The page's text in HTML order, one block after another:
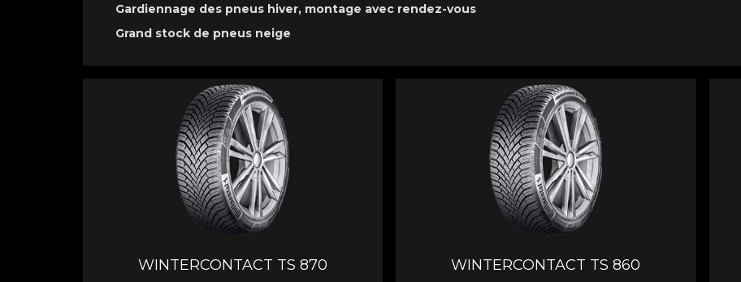
Gardiennage des pneus hiver, montage avec rendez-vous
Grand stock de pneus neige
WINTERCONTACT TS 870 WINTERCONTACT TS 860